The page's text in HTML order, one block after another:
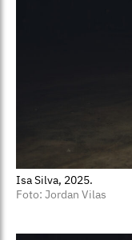
Isa Silva, 2025.
Foto: Jordan Vilas